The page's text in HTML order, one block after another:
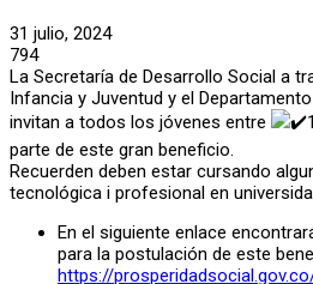
31 julio, 2024
794
La Secretaría de Desarrollo Social a
Infancia y Juventud y el
invitan a todos los jóvenes entre
parte de este gran beneficio.
Recuerden deben estar cursando
tecnológica i profesional en
En el siguiente enlace
para la postulación de este
https://